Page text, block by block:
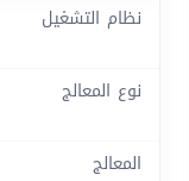
نظام التشغيل
نوع المعالج
المعالج